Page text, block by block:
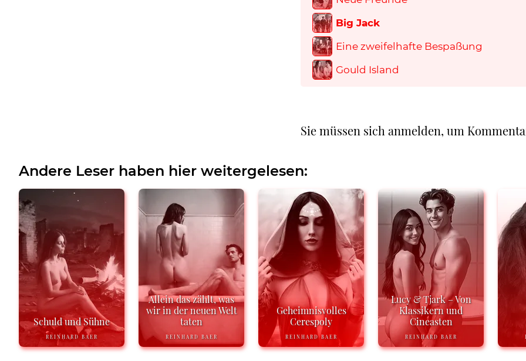
Big Jack
Eine zweifelhafte Bespaßung
Gould Island
Sie müssen sich anmelden, um
Andere Leser haben hier weitergelesen:
Schuld und Sühne
REINHARD BAER
Allein das zählt, was
wir in der neuen Welt
taten
REINHARD BAER
Geheimnisvolles
Cerespoly
REINHARD BAER
Lucy & Tjark – Von
Klassikern und
Cineasten
REINHARD BAER